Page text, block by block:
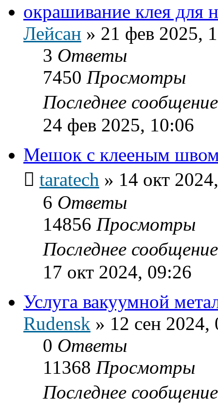
окрашивание клея для
Лейсан » 21 фев 2025,
3 Ответы
7450 Просмотры
Последнее
24 фев 2025, 10:06
Мешок с клееным
taratech » 14 окт
6 Ответы
14856 Просмотры
Последнее
17 окт 2024, 09:26
Услуга вакуумной
Rudensk » 12 сен 2024,
0 Ответы
11368 Просмотры
Последнее